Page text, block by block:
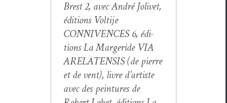
Brest 2, avec André Jolivet,
édi­tions Volti­je
CONNIVENCES 6, édi­
tions La Marg­eride VIA
ARELATENSIS (de pierre
et de vent), livre d’artiste
avec des pein­tures de